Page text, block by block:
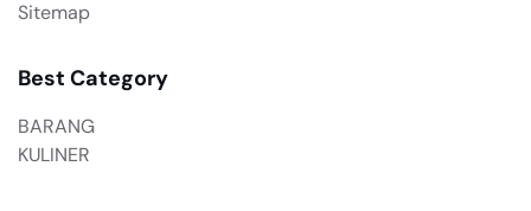
Sitemap
Best Category
BARANG
KULINER